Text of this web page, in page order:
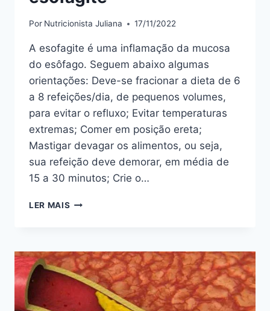
Por Nutricionista Juliana 17/11/2022
A esofagite é uma inflamação da mucosa
do esôfago. Seguem abaixo algumas
orientações: Deve-se fracionar a dieta de 6
a 8 refeições/dia, de pequenos volumes,
para evitar o refluxo; Evitar temperaturas
extremas; Comer em posição ereta;
Mastigar devagar os alimentos, ou seja,
sua refeição deve demorar, em média de
15 a 30 minutos; Crie o…
LER MAIS DICAS